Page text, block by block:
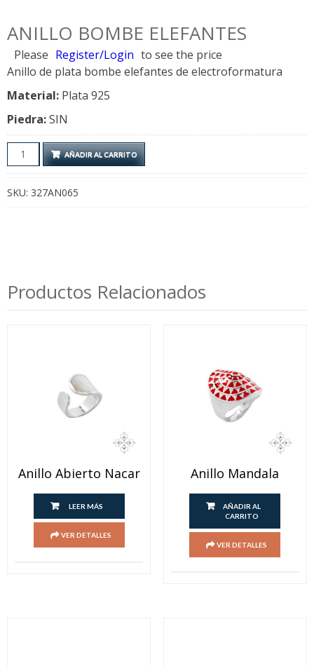
ANILLO BOMBE ELEFANTES
Please Register/Login to see the price
Anillo de plata bombe elefantes de electroformatura
Material: Plata 925
Piedra:SIN
Anillo
Bombe
cantidad
AÑADIR AL CARRITO
SKU: 327AN065
Productos Relacionados
Anillo Abierto Nacar
LEER MÁS
VER DETALLES
Anillo Mandala
AÑADIR AL
CARRITO
VER DETALLES